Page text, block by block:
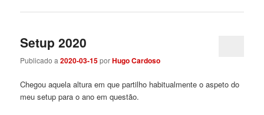
Setup 2020
Publicado a2020-03-15porHugo Cardoso
Chegou aquela altura em que partilho habitualmente o aspeto do
meu setup para o ano em questão.